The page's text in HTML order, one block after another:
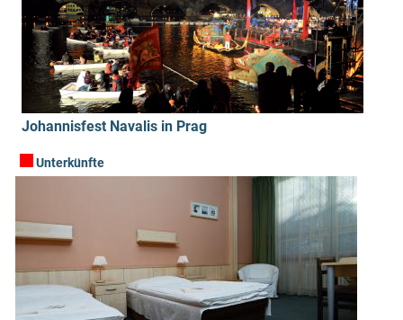
Johannisfest Navalis in Prag
Unterkünfte